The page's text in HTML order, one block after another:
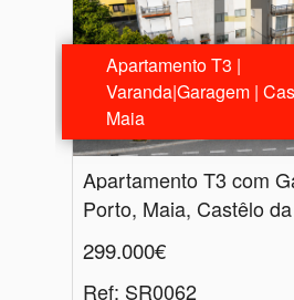
Apartamento T3 |
Varanda|Garagem |
Maia
Porto, Maia, Castêlo
299.000€
Ref: SR0062